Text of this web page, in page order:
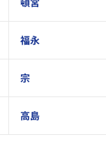
福永
宗
高島